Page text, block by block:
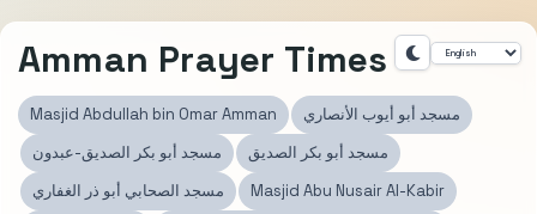
Amman Prayer Times
Masjid Abdullah bin Omar Amman
مسجد أبو أيوب الأنصاري
مسجد أبو بكر الصديق-عبدون
مسجد أبو بكر الصديق
مسجد الصحابي أبو ذر الغفاري
Masjid Abu Nusair Al-Kabir